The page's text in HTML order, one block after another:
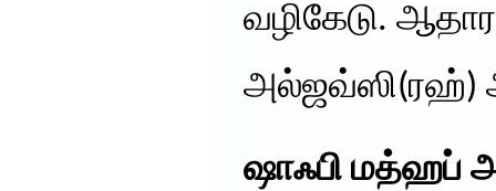
வழிகேடு.
அல்ஜவ்ஸி(ரஹ்)
ஷாஃபி மத்ஹப்